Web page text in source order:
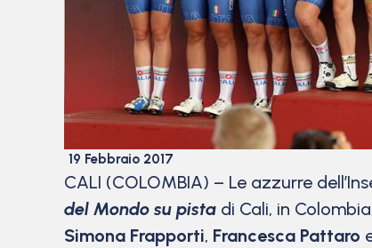
19 Febbraio 2017
CALI (COLOMBIA) – Le azzurre
del Mondo su pista di Cali, in
Simona Frapporti, Francesca Pattaro